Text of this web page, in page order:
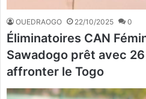
OUEDRAOGO 22/10/2025 0
Éliminatoires CAN
Sawadogo prêt avec
affronter le Togo